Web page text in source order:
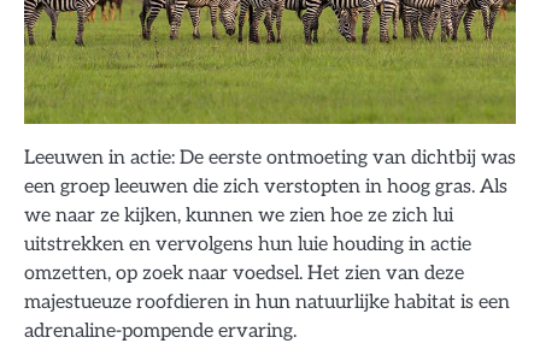
Leeuwen in actie: De eerste ontmoeting van dichtbij was
een groep leeuwen die zich verstopten in hoog gras. Als
we naar ze kijken, kunnen we zien hoe ze zich lui
uitstrekken en vervolgens hun luie houding in actie
omzetten, op zoek naar voedsel. Het zien van deze
majestueuze roofdieren in hun natuurlijke habitat is een
adrenaline-pompende ervaring.